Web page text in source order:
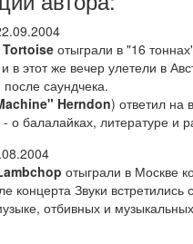
Tortoise отыграли в "16
этот же вечер улетели в
саундчека.
Herndon) ответил на
о балалайках, литературе и
отыграли в Москве
концерта Звуки
отбивных и